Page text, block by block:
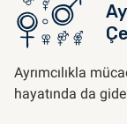
Ayrımcılıkla
hayatında da